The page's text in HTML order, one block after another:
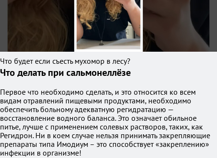
Что будет если съесть мухомор в лесу?
Что делать при сальмонеллёзе
Первое что необходимо сделать, и это относится ко всем
видам отравлений пищевыми продуктами, необходимо
обеспечить больному адекватную регидратацию —
восстановление водного баланса. Это означает обильное
питье, лучше с применением солевых растворов, таких, как
Регидрон. Ни в коем случае нельзя принимать закрепляющие
препараты типа Имодиум – это способствует «закреплению»
инфекции в организме!